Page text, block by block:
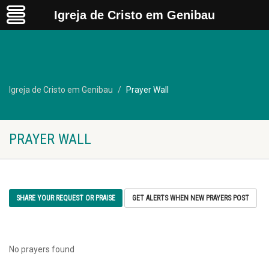
Igreja de Cristo em Genibau Prayer Wall
PRAYER WALL
SHARE YOUR REQUEST OR PRAISE GET ALERTS WHEN NEW PRAYERS POST
No prayers found
Igreja de Cristo em Genibau